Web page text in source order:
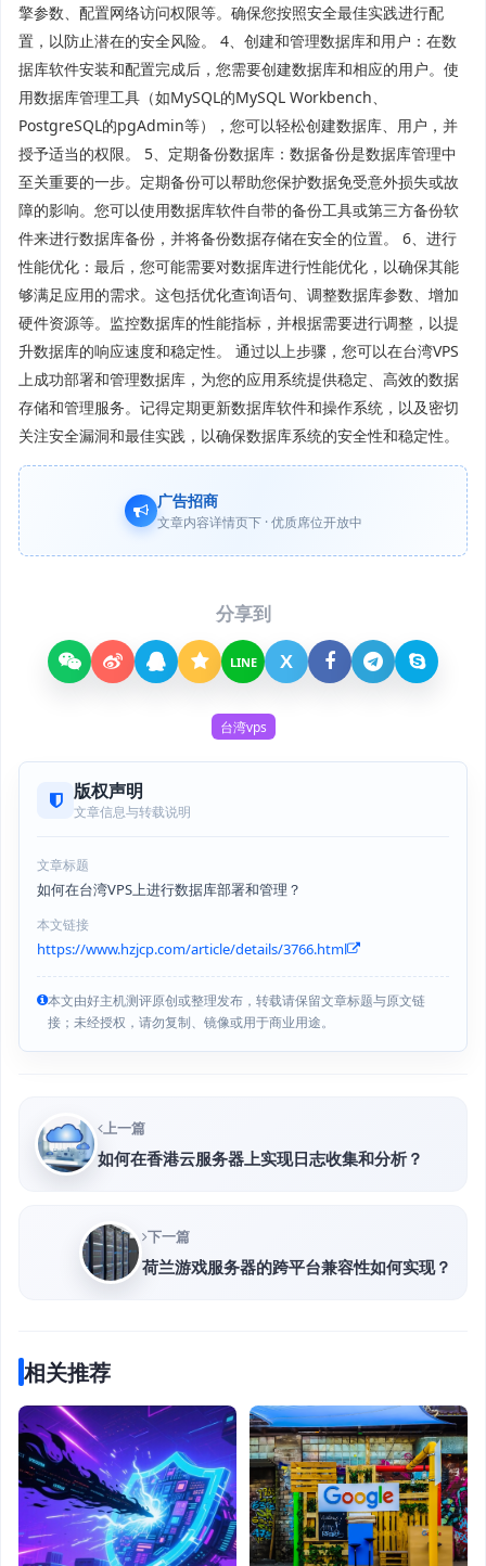
擎参数、配置网络访问权限等。确保您按照安全最佳实践进行配
置，以防止潜在的安全风险。 4、创建和管理数据库和用户：在数
据库软件安装和配置完成后，您需要创建数据库和相应的用户。使
用数据库管理工具（如MySQL的MySQL Workbench、
PostgreSQL的pgAdmin等），您可以轻松创建数据库、用户，并
授予适当的权限。 5、定期备份数据库：数据备份是数据库管理中
至关重要的一步。定期备份可以帮助您保护数据免受意外损失或故
障的影响。您可以使用数据库软件自带的备份工具或第三方备份软
件来进行数据库备份，并将备份数据存储在安全的位置。 6、进行
性能优化：最后，您可能需要对数据库进行性能优化，以确保其能
够满足应用的需求。这包括优化查询语句、调整数据库参数、增加
硬件资源等。监控数据库的性能指标，并根据需要进行调整，以提
升数据库的响应速度和稳定性。 通过以上步骤，您可以在台湾VPS
上成功部署和管理数据库，为您的应用系统提供稳定、高效的数据
存储和管理服务。记得定期更新数据库软件和操作系统，以及密切
关注安全漏洞和最佳实践，以确保数据库系统的安全性和稳定性。
广告招商
文章内容详情页下 · 优质席位开放中
分享到
LINE X
台湾vps
版权声明
文章信息与转载说明
文章标题
如何在台湾VPS上进行数据库部署和管理？
本文链接
https://www.hzjcp.com/article/details/3766.html
本文由好主机测评原创或整理发布，转载请保留文章标题与原文链
接；未经授权，请勿复制、镜像或用于商业用途。
上一篇
如何在香港云服务器上实现日志收集和分析？
下一篇
荷兰游戏服务器的跨平台兼容性如何实现？
相关推荐